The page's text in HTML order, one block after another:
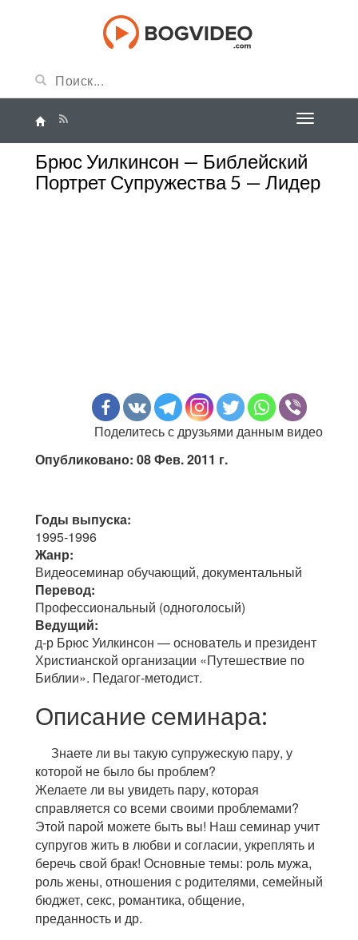
Брюс Уилкинсон — Библейский
Портрет Супружества 5 — Лидер
Поделитесь с друзьями данным видео
Опубликовано: 08 Фев. 2011 г.
Годы выпуска:
1995-1996
Жанр:
Видеосеминар обучающий, документальный
Перевод:
Профессиональный (одноголосый)
Ведущий:
д-р Брюс Уилкинсон — основатель и президент
Христианской организации «Путешествие по
Библии». Педагог-методист.
Описание семинара:
Знаете ли вы такую супружескую пару, у
которой не было бы проблем?
Желаете ли вы увидеть пару, которая
справляется со всеми своими проблемами?
Этой парой можете быть вы! Наш семинар учит
супругов жить в любви и согласии, укреплять и
беречь свой брак! Основные темы: роль мужа,
роль жены, отношения с родителями, семейный
бюджет, секс, романтика, общение,
преданность и др.